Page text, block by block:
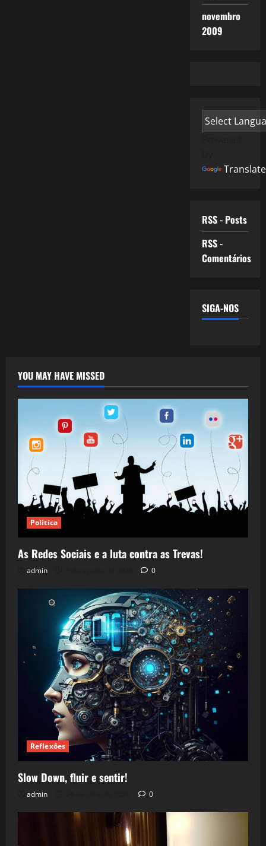
novembro
2009
Translate
RSS - Posts
RSS -
Comentários
SIGA-NOS
YOU MAY HAVE MISSED
Política
As Redes Sociais e a luta contra as Trevas!
admin 0
Reflexões
Slow Down, fluir e sentir!
admin 0